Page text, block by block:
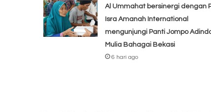
Al Ummahat bersinergi dengan
Isra Amanah International
mengunjungi Panti Jompo
Mulia Bahagai Bekasi
6 hari ago